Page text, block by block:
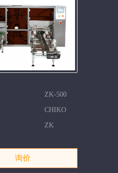
ZK-500
CHIKO
ZK
询价